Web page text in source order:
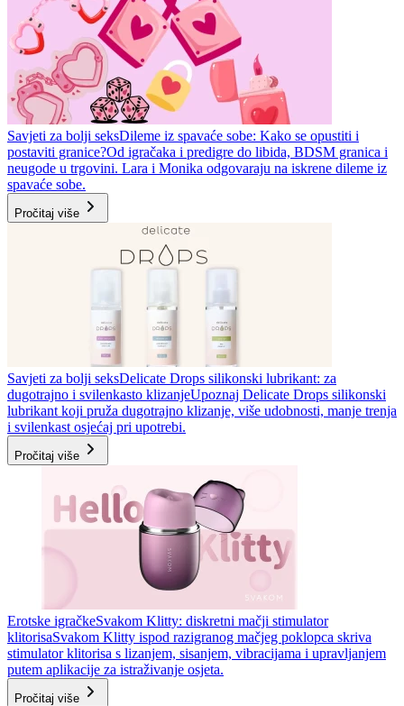
Savjeti za bolji seksDileme iz spavaće sobe: Kako se opustiti i
postaviti granice?Od igračaka i predigre do libida, BDSM granica i
neugode u trgovini. Lara i Monika odgovaraju na iskrene dileme iz
spavaće sobe.
Pročitaj više
Savjeti za bolji seksDelicate Drops silikonski lubrikant: za
dugotrajno i svilenkasto klizanjeUpoznaj Delicate Drops silikonski
lubrikant koji pruža dugotrajno klizanje, više udobnosti, manje trenja
i svilenkast osjećaj pri upotrebi.
Pročitaj više
Erotske igračkeSvakom Klitty: diskretni mačji stimulator
klitorisaSvakom Klitty ispod razigranog mačjeg poklopca skriva
stimulator klitorisa s lizanjem, sisanjem, vibracijama i upravljanjem
putem aplikacije za istraživanje osjeta.
Pročitaj više